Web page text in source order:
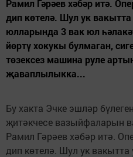
Рамил Гәрәев хәбәр итә.
дип көтелә. Шул ук вакытта
юлларында 3 вак юл
йөртү хокукы булмаган,
төзексез машина руле
җаваплылыкка...
Бу хакта Эчке эшләр
җитәкчесе вазыйфаларын
Рамил Гәрәев хәбәр итә.
дип көтелә. Шул ук вакытта